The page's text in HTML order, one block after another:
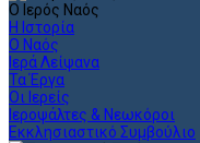
Ο Ιερός Ναός
Η Ιστορία
Ο Ναός
Ιερά Λείψανα
Τα Έργα
Οι Ιερείς
Ιεροψάλτες & Νεωκόροι
Εκκλησιαστικό Συμβούλιο